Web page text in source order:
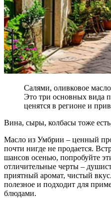
Салями, оливковое масло и, конечно, трюфеля.
Это три основных вида
ценятся в регионе и
Вина, сыры, колбасы тоже
Масло из Умбрии – ценный
почти нигде не продается.
шансов осенью, попробуйте
отличительные черты –
приятный аромат, чистый
полезное и подходит для
блюдами.